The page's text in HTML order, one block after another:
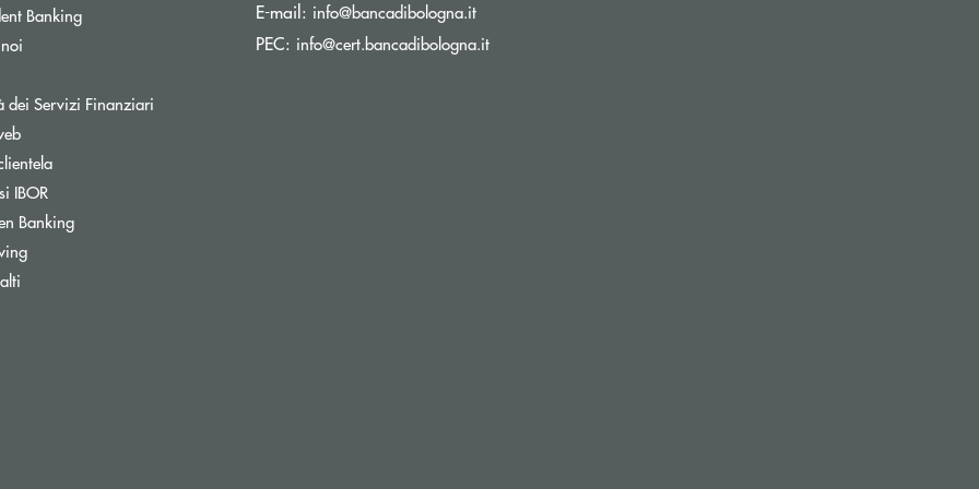
Banking
dei Servizi Finanziari
IBOR
BankingApre una nuova finestra
E-mail: info@bancadibologna.it(si apre l’app di posta elettronica)
PEC: info@cert.bancadibologna.it(si apre l’app di posta elettronica)